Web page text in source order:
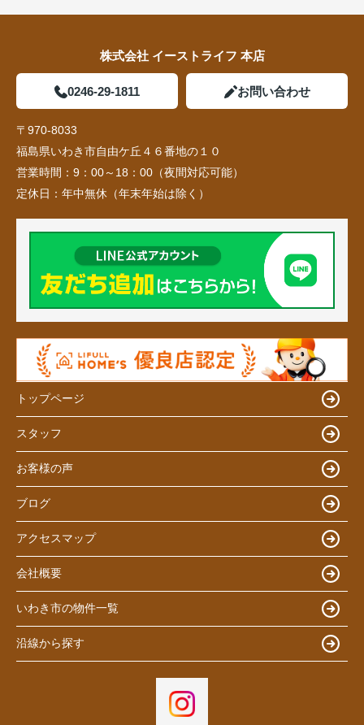
株式会社 イーストライフ 本店
0246-29-1811 お問い合わせ
〒970-8033
福島県いわき市自由ケ丘４６番地の１０
営業時間： 9：00～18：00（夜間対応可能）
定休日： 年中無休（年末年始は除く）
トップページ
スタッフ
お客様の声
ブログ
アクセスマップ
会社概要
いわき市の物件一覧
沿線から探す